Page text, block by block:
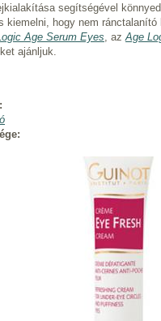
segítségével
kiemelni, hogy nem ránctalanító
Age Serum Eyes, azAge
ajánljuk.